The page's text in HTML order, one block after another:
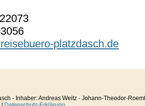
platzdasch.de
- Inhaber: Andreas Weitz - Johann-Theodor-